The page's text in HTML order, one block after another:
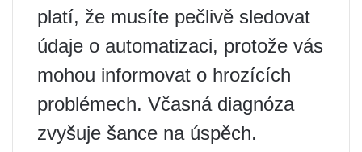
platí, že musíte pečlivě sledovat
údaje o automatizaci, protože vás
mohou informovat o hrozících
problémech. Včasná diagnóza
zvyšuje šance na úspěch.